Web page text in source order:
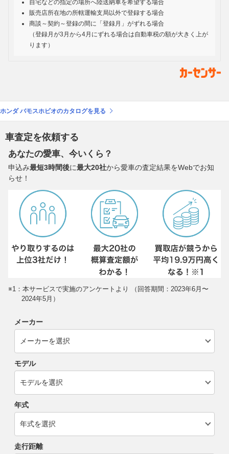
自宅などの指定の場所へ陸送納車を希望する場合
販売店所在地の所轄運輸支局以外で登録する場合
商談～契約～登録の間に「登録月」がずれる場合
（登録月が3月から4月にずれる場合は自動車税の額が大きく上が
ります）
ホンダ バモスホビオのカタログを見る
車査定を依頼する
あなたの愛車、今いくら？
申込み最短3時間後に最大20社から愛車の査定結果をWebでお知
らせ！
※1：本サービスで実施のアンケートより （回答期間：2023年6月〜
2024年5月）
メーカー
モデル
年式
走行距離